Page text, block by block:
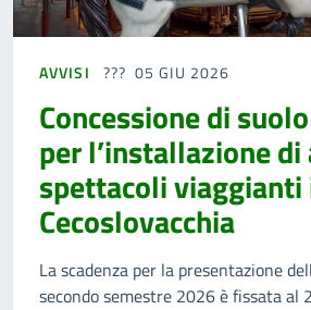
AVVISI 05 GIU 2026
Concessione di
per l’installazione
spettacoli viaggianti
Cecoslovacchia
La scadenza per la presentazione
secondo semestre 2026 è fissata al